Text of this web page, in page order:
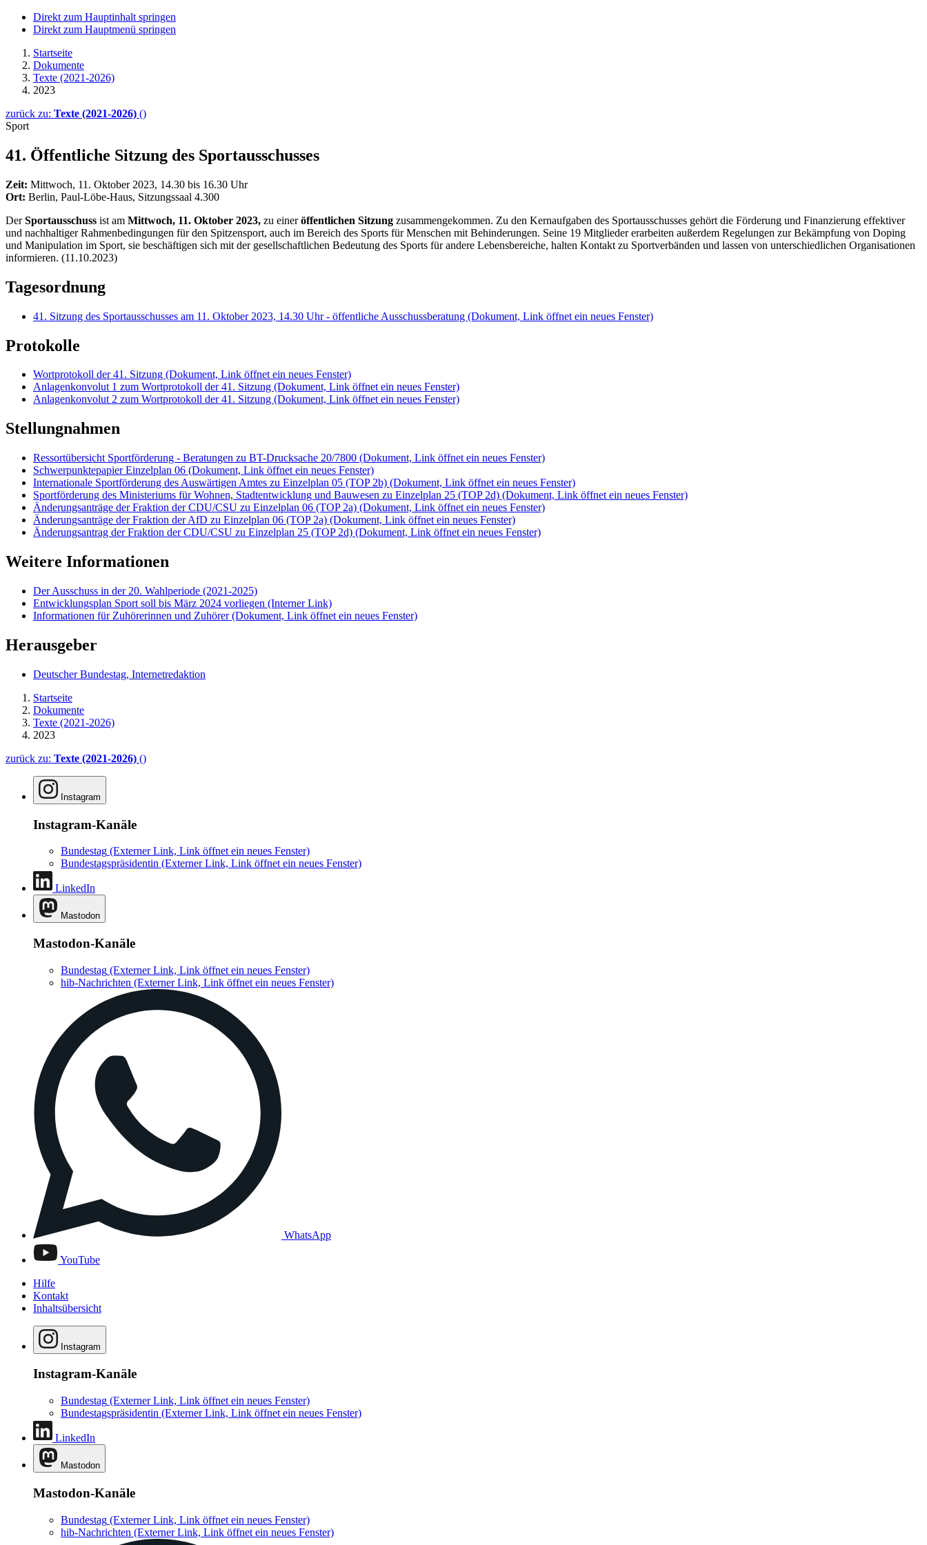
Direkt zum Hauptinhalt springen
Direkt zum Hauptmenü springen
Startseite
Dokumente
Texte (2021-2026)
2023
zurück zu: Texte (2021-2026) ()
Sport
41. Öffentliche Sitzung des Sportausschusses
Zeit: Mittwoch, 11. Oktober 2023, 14.30 bis 16.30 Uhr
Ort: Berlin, Paul-Löbe-Haus, Sitzungssaal 4.300
DerSportausschuss ist am Mittwoch, 11. Oktober 2023, zu eineröffentlichen Sitzung zusammengekommen. Zu den Kernaufgaben des Sportausschusses gehört die Förderung und Finanzierung effektiver
und nachhaltiger Rahmenbedingungen für den Spitzensport, auch im Bereich des Sports für Menschen mit Behinderungen. Seine 19 Mitglieder erarbeiten außerdem Regelungen zur Bekämpfung von Doping
und Manipulation im Sport, sie beschäftigen sich mit der gesellschaftlichen Bedeutung des Sports für andere Lebensbereiche, halten Kontakt zu Sportverbänden und lassen von unterschiedlichen Organisationen
informieren. (11.10.2023)
Tagesordnung
41. Sitzung des Sportausschusses am 11. Oktober 2023, 14.30 Uhr - öffentliche Ausschussberatung (Dokument, Link öffnet ein neues Fenster)
Protokolle
Wortprotokoll der 41. Sitzung (Dokument, Link öffnet ein neues Fenster)
Anlagenkonvolut 1 zum Wortprotokoll der 41. Sitzung (Dokument, Link öffnet ein neues Fenster)
Anlagenkonvolut 2 zum Wortprotokoll der 41. Sitzung (Dokument, Link öffnet ein neues Fenster)
Stellungnahmen
Ressortübersicht Sportförderung - Beratungen zu BT-Drucksache 20/7800 (Dokument, Link öffnet ein neues Fenster)
Schwerpunktepapier Einzelplan 06 (Dokument, Link öffnet ein neues Fenster)
Internationale Sportförderung des Auswärtigen Amtes zu Einzelplan 05 (TOP 2b) (Dokument, Link öffnet ein neues Fenster)
Sportförderung des Ministeriums für Wohnen, Stadtentwicklung und Bauwesen zu Einzelplan 25 (TOP 2d) (Dokument, Link öffnet ein neues Fenster)
Änderungsanträge der Fraktion der CDU/CSU zu Einzelplan 06 (TOP 2a) (Dokument, Link öffnet ein neues Fenster)
Änderungsanträge der Fraktion der AfD zu Einzelplan 06 (TOP 2a) (Dokument, Link öffnet ein neues Fenster)
Änderungsantrag der Fraktion der CDU/CSU zu Einzelplan 25 (TOP 2d) (Dokument, Link öffnet ein neues Fenster)
Weitere Informationen
Der Ausschuss in der 20. Wahlperiode (2021-2025)
Entwicklungsplan Sport soll bis März 2024 vorliegen (Interner Link)
Informationen für Zuhörerinnen und Zuhörer(Dokument, Link öffnet ein neues Fenster)
Herausgeber
Deutscher Bundestag, Internetredaktion
Startseite
Dokumente
Texte (2021-2026)
2023
zurück zu: Texte (2021-2026) ()
Instagram
Instagram-Kanäle
Bundestag (Externer Link, Link öffnet ein neues Fenster)
Bundestagspräsidentin (Externer Link, Link öffnet ein neues Fenster)
LinkedIn
Mastodon
Mastodon-Kanäle
Bundestag (Externer Link, Link öffnet ein neues Fenster)
hib-Nachrichten (Externer Link, Link öffnet ein neues Fenster)
WhatsApp
YouTube
Hilfe
Kontakt
Inhaltsübersicht
Instagram
Instagram-Kanäle
Bundestag (Externer Link, Link öffnet ein neues Fenster)
Bundestagspräsidentin (Externer Link, Link öffnet ein neues Fenster)
LinkedIn
Mastodon
Mastodon-Kanäle
Bundestag (Externer Link, Link öffnet ein neues Fenster)
hib-Nachrichten (Externer Link, Link öffnet ein neues Fenster)